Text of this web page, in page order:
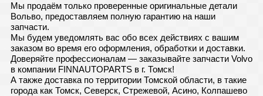
Мы продаём только проверенные оригинальные детали
Вольво, предоставляем полную гарантию на наши
запчасти.
Мы будем уведомлять вас обо всех действиях с вашим
заказом во время его оформления, обработки и доставки.
Доверяйте профессионалам — заказывайте запчасти Volvo
в компании FINNAUTOPARTS в г. Томск!
А также доставка по территории Томской области, в такие
города как Томск, Северск, Стрежевой, Асино, Колпашево